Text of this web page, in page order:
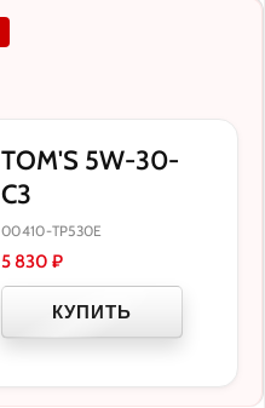
TOM'S 5W-30-
C3
00410-TP530E
5 830 ₽
КУПИТЬ